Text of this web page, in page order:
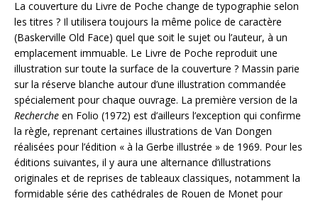
La couverture du Livre de Poche change de typographie selon
les titres ? Il utilisera toujours la même police de caractère
(Baskerville Old Face) quel que soit le sujet ou l’auteur, à un
emplacement immuable. Le Livre de Poche reproduit une
illustration sur toute la surface de la couverture ? Massin parie
sur la réserve blanche autour d’une illustration commandée
spécialement pour chaque ouvrage. La première version de la
Recherche en Folio (1972) est d’ailleurs l’exception qui confirme
la règle, reprenant certaines illustrations de Van Dongen
réalisées pour l’édition « à la Gerbe illustrée » de 1969. Pour les
éditions suivantes, il y aura une alternance d’illustrations
originales et de reprises de tableaux classiques, notamment la
formidable série des cathédrales de Rouen de Monet pour